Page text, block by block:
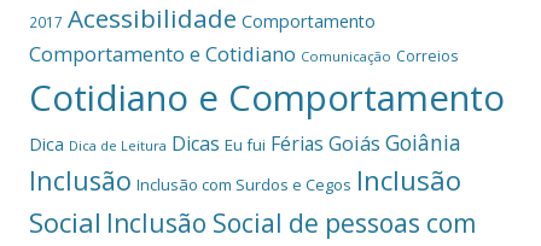
2017 Acessibilidade Comportamento
Comportamento e Cotidiano Comunicação Correios
Cotidiano e Comportamento
Dica Dica de Leitura Dicas Eu fui Férias Goiás Goiânia
Inclusão Inclusão com Surdos e Cegos Inclusão
Social Inclusão Social de pessoas com